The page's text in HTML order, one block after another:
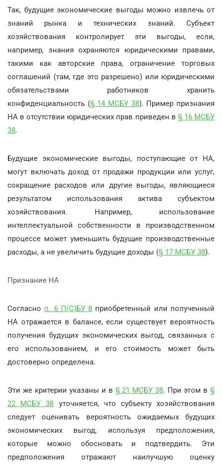
Так, будущие экономические выгоды можно извлечь от
знаний рынка и технических знаний. Субъект
хозяйствования контролирует эти выгоды, если,
например, знания охраняются юридическими правами,
такими как авторские права, ограничение торговых
соглашений (там, где это разрешено) или юридическими
обязательствами работников хранить
конфиденциальность (§ 14 МСБУ 38). Пример признания
НА в отсутствии юридических прав приведен в § 16 МСБУ
38.
Будущие экономические выгоды, поступающие от НА,
могут включать доход от продажи продукции или услуг,
сокращение расходов или другие выгоды, являющиеся
результатом использования актива субъектом
хозяйствования. Например, использование
интеллектуальной собственности в производственном
процессе может уменьшить будущие производственные
расходы, а не увеличить будущие доходы (§ 17 МСБУ 38).
Признание НА
Согласно п. 6 П(С)БУ 8 приобретенный или полученный
НА отражается в балансе, если существует вероятность
получения будущих экономических выгод, связанных с
его использованием, и его стоимость может быть
достоверно определена.
Эти же критерии указаны и в § 21 МСБУ 38. При этом в§
22 МСБУ 38 уточняется, что субъекту хозяйствования
следует оценивать вероятность ожидаемых будущих
экономических выгод, используя предположения,
которые можно обосновать и подтвердить. Эти
предположения отражают наилучшую оценку